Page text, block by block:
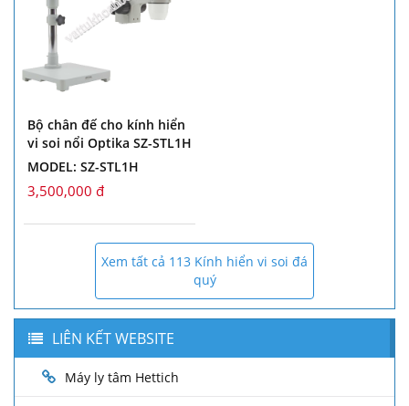
Bộ chân đế cho kính hiển
vi soi nổi Optika SZ-STL1H
MODEL: SZ-STL1H
3,500,000 đ
Xem tất cả 113 Kính hiển vi soi đá
quý
LIÊN KẾT WEBSITE
Máy ly tâm Hettich